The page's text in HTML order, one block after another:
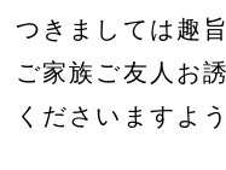
つきましては趣
ご家族ご友人お
くださいますよ